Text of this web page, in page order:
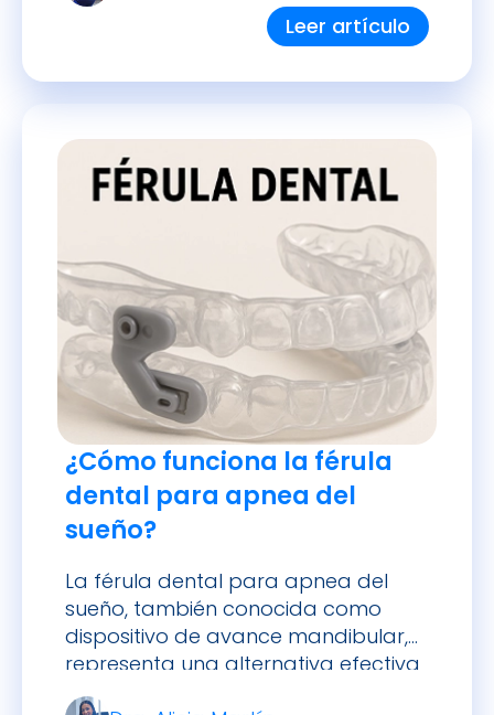
Leer artículo
¿Cómo funciona la férula
dental para apnea del
sueño?
La férula dental para apnea del
sueño, también conocida como
dispositivo de avance mandibular,
representa una alternativa efectiva
y cómoda al tradicional CPAP. Este